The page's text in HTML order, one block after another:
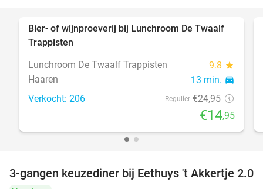
40%
Bier- of wijnproeverij bij Lunchroom De Twaalf
Trappisten
Lunchroom De Twaalf Trappisten
9.8 star
Haaren 13 min. directions_car
Verkocht: 206 Regulier €24,95
€14,95
44%
3-gangen keuzediner bij Eethuys 't Akkertje 2.0